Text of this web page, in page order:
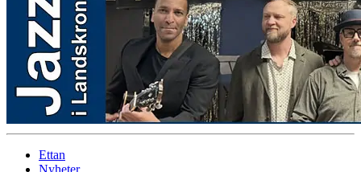
Ettan
Nyheter